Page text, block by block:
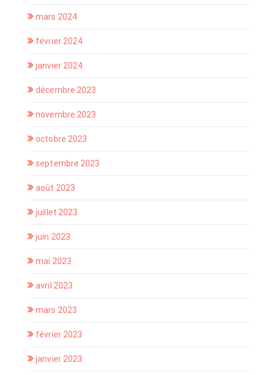
mars 2024
février 2024
janvier 2024
décembre 2023
novembre 2023
octobre 2023
septembre 2023
août 2023
juillet 2023
juin 2023
mai 2023
avril 2023
mars 2023
février 2023
janvier 2023